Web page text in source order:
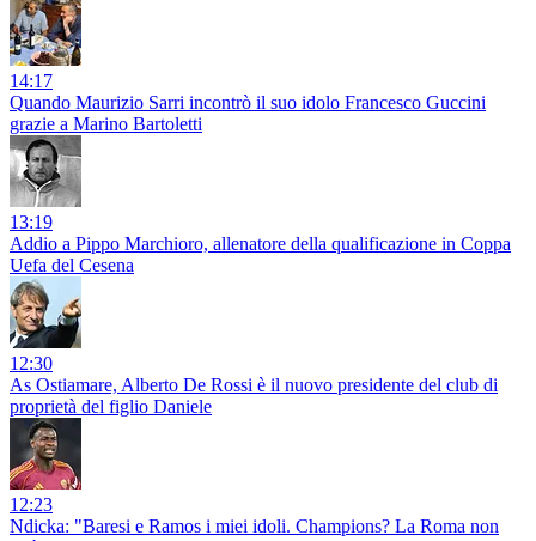
14:17
Quando Maurizio Sarri incontrò il suo idolo Francesco Guccini
grazie a Marino Bartoletti
13:19
Addio a Pippo Marchioro, allenatore della qualificazione in Coppa
Uefa del Cesena
12:30
As Ostiamare, Alberto De Rossi è il nuovo presidente del club di
proprietà del figlio Daniele
12:23
Ndicka: "Baresi e Ramos i miei idoli. Champions? La Roma non